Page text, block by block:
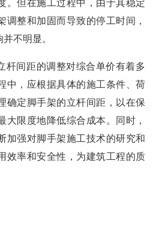
。但在施工过程中，由于其稳定
调整和加固而导致的停工时间，
不明显。
杆间距的调整对综合单价有着多
中，应根据具体的施工条件、荷
确定脚手架的立杆间距，以在保
大限度地降低综合成本。同时，
加强对脚手架施工技术的研究和
效率和安全性，为建筑工程的质